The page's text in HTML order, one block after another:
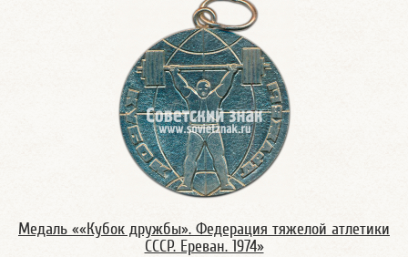
Медаль ««Кубок дружбы». Федерация тяжелой атлетики
СССР. Ереван. 1974»